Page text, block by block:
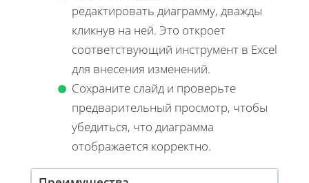
редактировать диаграмму, дважды
кликнув на ней. Это откроет
соответствующий инструмент в Excel
для внесения изменений.
Сохраните слайд и проверьте
предварительный просмотр, чтобы
убедиться, что диаграмма
отображается корректно.